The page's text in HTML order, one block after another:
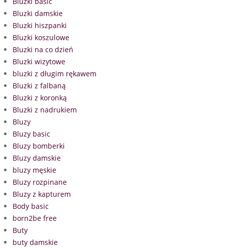
Bluzki damskie
Bluzki hiszpanki
Bluzki koszulowe
Bluzki na co dzień
Bluzki wizytowe
bluzki z długim rękawem
Bluzki z falbaną
Bluzki z koronką
Bluzki z nadrukiem
Bluzy
Bluzy basic
Bluzy bomberki
Bluzy damskie
bluzy męskie
Bluzy rozpinane
Bluzy z kapturem
Body basic
born2be free
Buty
buty damskie